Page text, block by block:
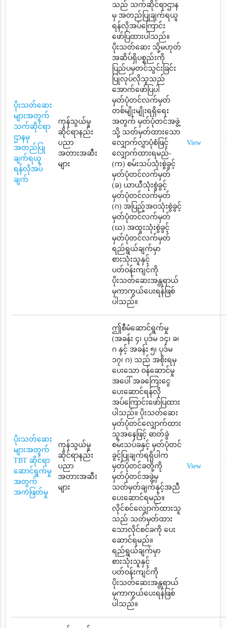
ပိုးသတ်ဆေး
များအတွက်
သက်ဆိုင်ရာ
ဌာနမှ
အတည်ပြု
ချက်ရယူ
ရန်လိုအပ်
ချက်
ကုန်သွယ်မှု
ဆိုင်ရာနည်း
ပညာ
အတားအဆီး
များ
သည် သက်ဆိုင်ရာဌာန
မှ အတည်ပြုချက်ရယူ
ရန်လိုအပ်ကြောင်း
ဖော်ပြထားပါသည်။
ပိုးသတ်ဆေး သို့မဟုတ်
အဆိပ်ရှိပစ္စည်းကို
ပြည်ပမှတင်သွင်းခြင်း
ပြုလုပ်လိုသူသည်
အောက်ဖော်ပြပါ
မှတ်ပုံတင်လက်မှတ်
တစ်မျိုးမျိုးရရှိရေး
အတွက် မှတ်ပုံတင်အဖွဲ့
သို့ သတ်မှတ်ထားသော
လျှောက်လွှာပုံစံဖြင့်
လျှောက်ထားရမည်-
(က) စမ်းသပ်သုံးစွဲခွင့်
မှတ်ပုံတင်လက်မှတ်
(ခ) ယာယီသုံးစွဲခွင့်
မှတ်ပုံတင်လက်မှတ်
(ဂ) အပြည့်အဝသုံးစွဲခွင့်
မှတ်ပုံတင်လက်မှတ်
(ဃ) အထူးသုံးစွဲခွင့်
မှတ်ပုံတင်လက်မှတ်
ရည်ရွယ်ချက်မှာ
စားသုံးသူနှင့်
ပတ်ဝန်းကျင်ကို
ပိုးသတ်ဆေးအန္တရာယ်
မှကာကွယ်ပေးရန်ဖြစ်
ပါသည်။
View
ပိုးသတ်ဆေး
များအတွက်
TBT ဆိုင်ရာ
ဆောင်ရွက်မှု
အတွက်
အကဲဖြတ်မှု
ကုန်သွယ်မှု
ဆိုင်ရာနည်း
ပညာ
အတားအဆီး
များ
ဤစီမံဆောင်ရွက်မှု
(အခန်း ၄၊ ပုဒ်မ ၁၄၊ ခ၊
ဂ နှင့် အခန်း ၅၊ ပုဒ်မ
၁၇၊ ဂ) သည် အစိုးရမှ
ပေးသော ဝန်ဆောင်မှု
အပေါ် အခကြေးငွေ
ပေးဆောင်ရန်လို
အပ်ကြောင်းဖော်ပြထား
ပါသည်။ ပိုးသတ်ဆေး
မှတ်ပုံတင်လျှောက်ထား
သူအနေဖြင့် ဓာတ်ခွဲ
စမ်းသပ်ခနှင့် မှတ်ပုံတင်
ခွင့်ပြုချက်ရရှိပါက
မှတ်ပုံတင်ခတို့ကို
မှတ်ပုံတင်အဖွဲ့မှ
သတ်မှတ်ချက်နှင့်အညီ
ပေးဆောင်ရမည်။
လိုင်စင်လျှောက်ထားသူ
သည် သတ်မှတ်ထား
သောလိုင်စင်ခကို ပေး
ဆောင်ရမည်။
ရည်ရွယ်ချက်မှာ
စားသုံးသူနှင့်
ပတ်ဝန်းကျင်ကို
ပိုးသတ်ဆေးအန္တရာယ်
မှကာကွယ်ပေးရန်ဖြစ်
ပါသည်။
View